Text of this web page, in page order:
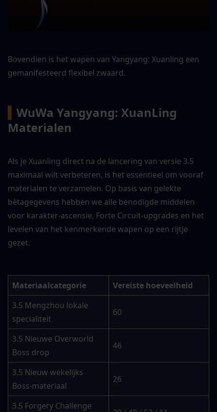
Bovendien is het wapen van Yangyang: Xuanling een
gemanifesteerd flexibel zwaard.
WuWa Yangyang: XuanLing
Materialen
Als je Xuanling direct na de lancering van versie 3.5
maximaal wilt verbeteren, is het essentieel om vooraf
materialen te verzamelen. Op basis van gelekte
bètagegevens hebben we alle benodigde middelen
voor karakter-ascensie, Forte Circuit-upgrades en het
levelen van het kenmerkende wapen op een rijtje
gezet.
Materiaalcategorie
Vereiste hoeveelheid
3.5 Mengzhou lokale
specialiteit
60
3.5 Nieuwe Overworld
Boss drop
46
3.5 Nieuw wekelijks
Boss-materiaal
26
3.5 Forgery Challenge